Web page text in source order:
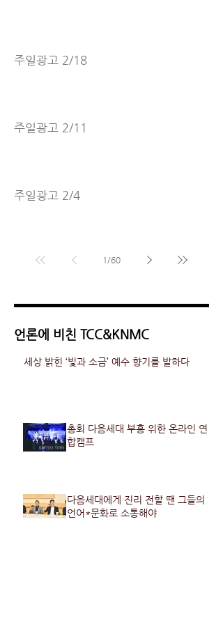
주일광고 2/18
주일광고 2/11
주일광고 2/4
1/60
언론에 비친 TCC&KNMC
세상 밝힌 ‘빛과 소금’ 예수 향기를 발하다
총회 다음세대 부흥 위한 온라인 연
합캠프
다음세대에게 진리 전할 땐 그들의
언어*문화로 소통해야